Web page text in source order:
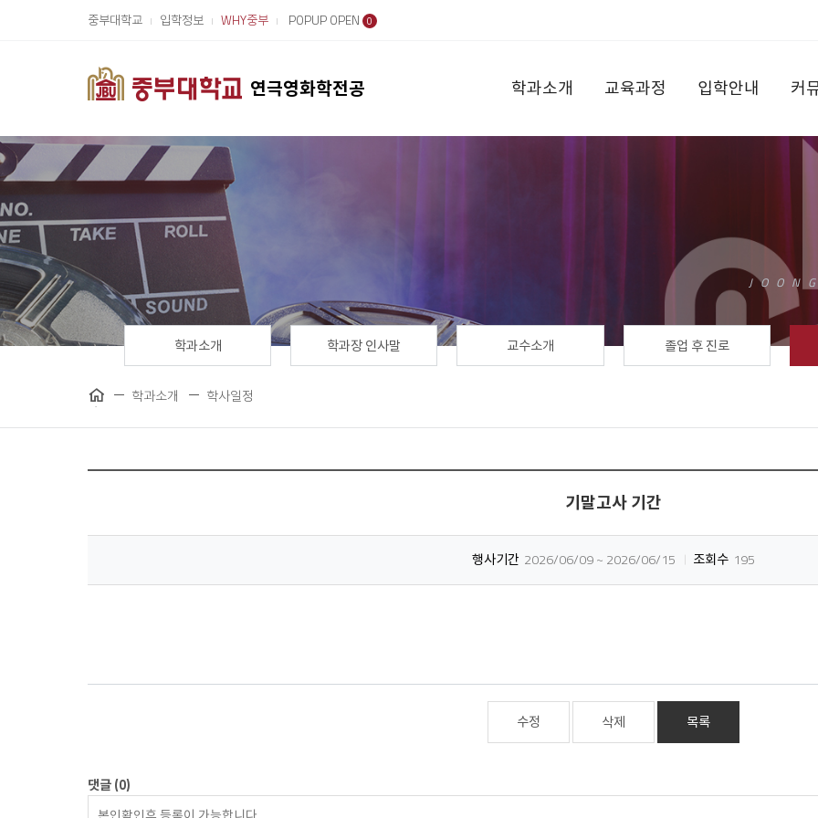
연극영화학전공
중부대학교 입학정보 WHY중부 POPUP OPEN 0
학과소개 교육과정 입학안내 커
학과소개 학과장 인사말 교수소개 졸업 후 진로
홈
학과소개 학사일정
기말고사 기간
행사기간 2026/06/09 ~ 2026/06/15 조회수 195
수정 삭제 목록
댓글(0)
등